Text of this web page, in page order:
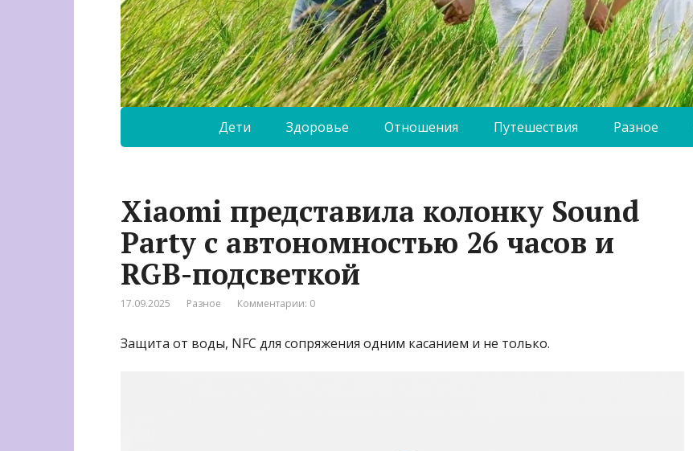
Дети Здоровье Отношения Путешествия Разное
Xiaomi представила колонку Sound
Party с автономностью 26 часов и
RGB-подсветкой
17.09.2025 Разное Комментарии: 0
Защита от воды, NFC для сопряжения одним касанием и не только.